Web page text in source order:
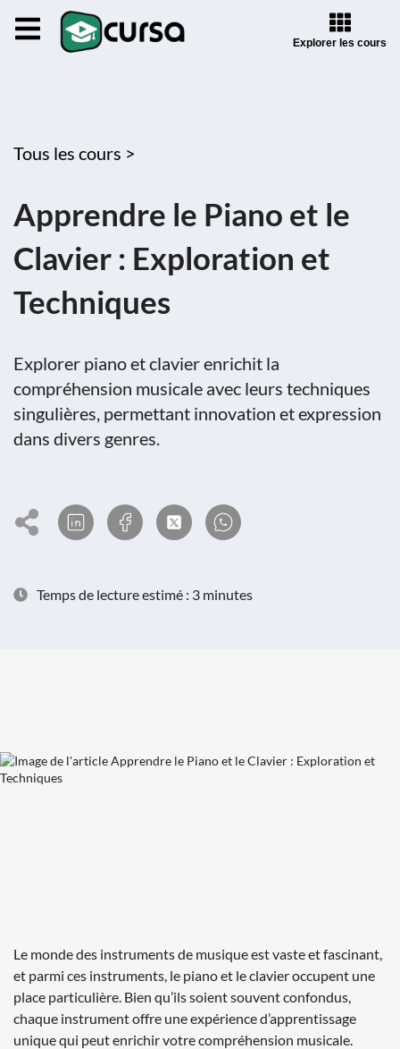
Explorer les cours
Tous les cours >
Apprendre le Piano et le
Clavier : Exploration et
Techniques
Explorer piano et clavier enrichit la
compréhension musicale avec leurs techniques
singulières, permettant innovation et expression
dans divers genres.
Temps de lecture estimé : 3 minutes
Le monde des instruments de musique est vaste et fascinant,
et parmi ces instruments, le piano et le clavier occupent une
place particulière. Bien qu’ils soient souvent confondus,
chaque instrument offre une expérience d’apprentissage
unique qui peut enrichir votre compréhension musicale.